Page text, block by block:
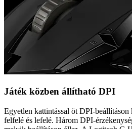
Játék közben állítható DPI
Egyetlen kattintással öt DPI-beállításon
felfelé és lefelé. Három DPI-